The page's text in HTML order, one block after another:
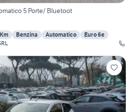
5 Porte/ Bluetoot
Benzina Automatico
Euro 6e